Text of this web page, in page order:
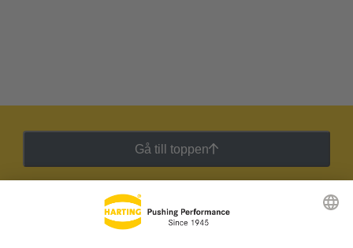
Gå till toppen
HARTING:s nyhetsbrev